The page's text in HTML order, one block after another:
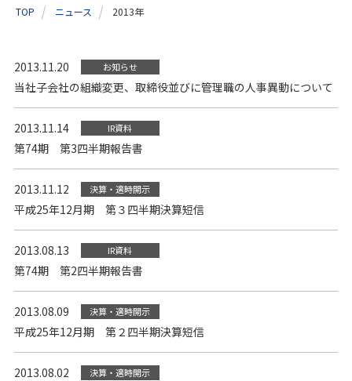
TOP ニュース 2013年
2013.11.20 お知らせ
当社子会社の組織変更、取締役並びに管理職の人事異動について
2013.11.14 IR資料
第74期 第3四半期報告書
2013.11.12 決算・適時開示
平成25年12月期 第３四半期決算短信
2013.08.13 IR資料
第74期 第2四半期報告書
2013.08.09 決算・適時開示
平成25年12月期 第２四半期決算短信
2013.08.02 決算・適時開示